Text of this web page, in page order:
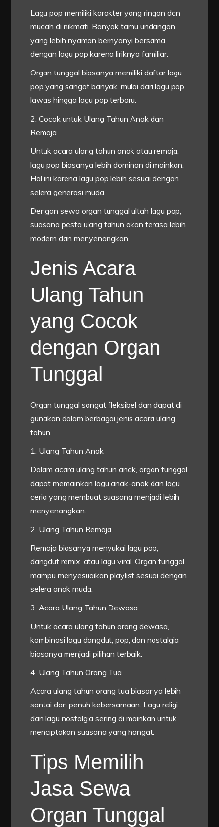
Lagu pop memiliki karakter yang ringan dan
mudah di nikmati. Banyak tamu undangan
yang lebih nyaman bernyanyi bersama
dengan lagu pop karena liriknya familiar.
Organ tunggal biasanya memiliki daftar lagu
pop yang sangat banyak, mulai dari lagu pop
lawas hingga lagu pop terbaru.
2. Cocok untuk Ulang Tahun Anak dan
Remaja
Untuk acara ulang tahun anak atau remaja,
lagu pop biasanya lebih dominan di mainkan.
Hal ini karena lagu pop lebih sesuai dengan
selera generasi muda.
Dengan sewa organ tunggal ultah lagu pop,
suasana pesta ulang tahun akan terasa lebih
modern dan menyenangkan.
Jenis Acara
Ulang Tahun
yang Cocok
dengan Organ
Tunggal
Organ tunggal sangat fleksibel dan dapat di
gunakan dalam berbagai jenis acara ulang
tahun.
1. Ulang Tahun Anak
Dalam acara ulang tahun anak, organ tunggal
dapat memainkan lagu anak-anak dan lagu
ceria yang membuat suasana menjadi lebih
menyenangkan.
2. Ulang Tahun Remaja
Remaja biasanya menyukai lagu pop,
dangdut remix, atau lagu viral. Organ tunggal
mampu menyesuaikan playlist sesuai dengan
selera anak muda.
3. Acara Ulang Tahun Dewasa
Untuk acara ulang tahun orang dewasa,
kombinasi lagu dangdut, pop, dan nostalgia
biasanya menjadi pilihan terbaik.
4. Ulang Tahun Orang Tua
Acara ulang tahun orang tua biasanya lebih
santai dan penuh kebersamaan. Lagu religi
dan lagu nostalgia sering di mainkan untuk
menciptakan suasana yang hangat.
Tips Memilih
Jasa Sewa
Organ Tunggal